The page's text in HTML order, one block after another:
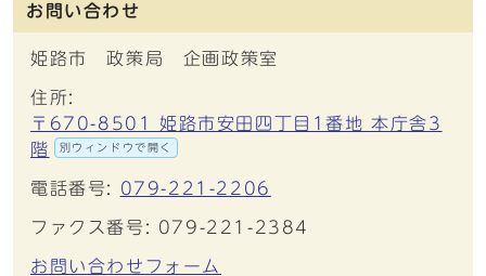
お問い合わせ
姫路市 政策局 企画政策室
住所:
〒670-8501 姫路市安田四丁目1番地 本庁舎3
階
別ウィンドウで開く
電話番号: 079-221-2206
ファクス番号: 079-221-2384
お問い合わせフォーム